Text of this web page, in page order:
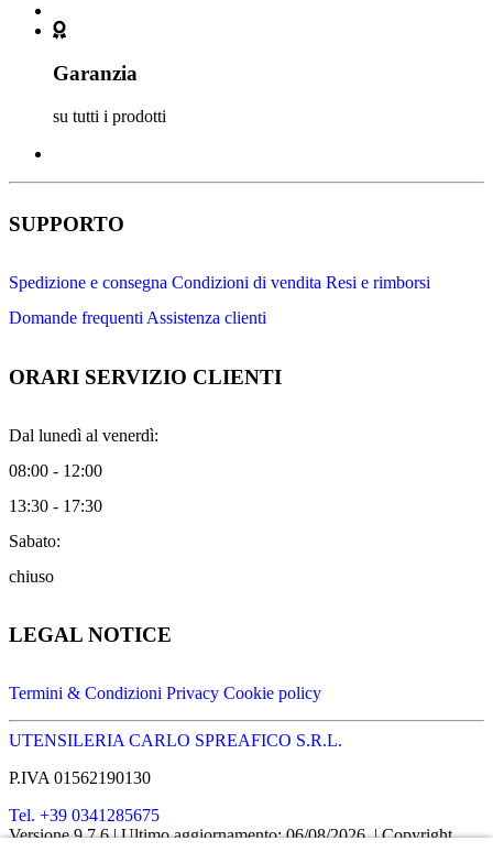
Garanzia
su tutti i prodotti
SUPPORTO
Spedizione e consegna Condizioni di vendita Resi e rimborsi
Domande frequenti Assistenza clienti
ORARI SERVIZIO CLIENTI
Dal lunedì al venerdì:
08:00 - 12:00
13:30 - 17:30
Sabato:
chiuso
LEGAL NOTICE
Termini & Condizioni Privacy Cookie policy
UTENSILERIA CARLO SPREAFICO S.R.L.
P.IVA 01562190130
Tel. +39 0341285675
Versione 9.7.6 | Ultimo aggiornamento: 06/08/2026 | Copyright